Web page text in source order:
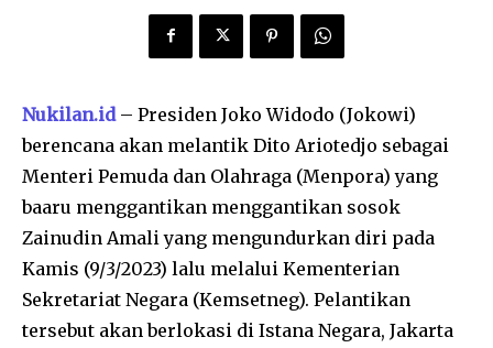
Nukilan.id– Presiden Joko Widodo (Jokowi)
berencana akan melantik Dito Ariotedjo sebagai
Menteri Pemuda dan Olahraga (Menpora) yang
baaru menggantikan menggantikan sosok
Zainudin Amali yang mengundurkan diri pada
Kamis (9/3/2023) lalu melalui Kementerian
Sekretariat Negara (Kemsetneg). Pelantikan
tersebut akan berlokasi di Istana Negara, Jakarta